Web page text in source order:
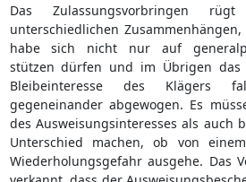
Das Zulassungsvorbringen
unterschiedlichen
habe sich nicht nur auf
stützen dürfen und im Übrigen das
Bleibeinteresse des Klägers
gegeneinander abgewogen. Es
des Ausweisungsinteresses als auch
Unterschied machen, ob von
Wiederholungsgefahr ausgehe. Das